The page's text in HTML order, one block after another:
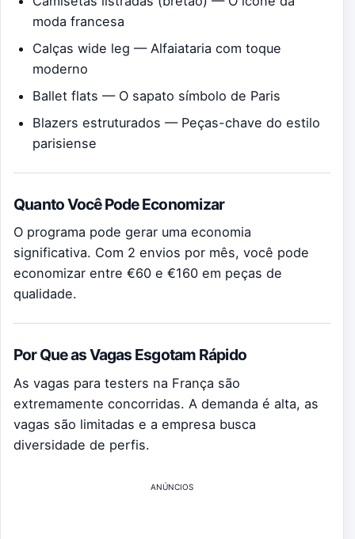
moda francesa
Calças wide leg — Alfaiataria com toque
moderno
Ballet flats — O sapato símbolo de Paris
Blazers estruturados — Peças-chave do estilo
parisiense
Quanto Você Pode Economizar
O programa pode gerar uma economia
significativa. Com 2 envios por mês, você pode
economizar entre €60 e €160 em peças de
qualidade.
Por Que as Vagas Esgotam Rápido
As vagas para testers na França são
extremamente concorridas. A demanda é alta, as
vagas são limitadas e a empresa busca
diversidade de perfis.
ANÚNCIOS